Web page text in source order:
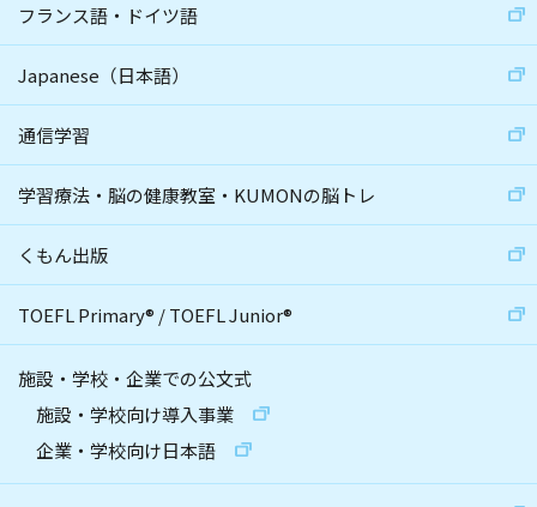
フランス語・ドイツ語
Japanese（日本語）
通信学習
学習療法・脳の健康教室・KUMONの脳トレ
くもん出版
TOEFL Primary® /TOEFL Junior®
施設・学校・企業での公文式
施設・学校向け導入事業
企業・学校向け日本語